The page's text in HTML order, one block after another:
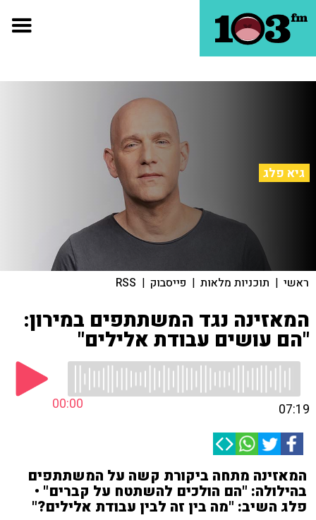
גיא פלג
ראשי | תוכניות מלאות | פייסבוק |
RSS
המאזינה נגד המשתתפים במירון:
"הם עושים עבודת אלילים"
00:00 07:19
המאזינה מתחה ביקורת קשה על המשתתפים
בהילולה: "הם הולכים להשתטח על קברים" •
פלג השיב: "מה בין זה לבין עבודת אלילים?"